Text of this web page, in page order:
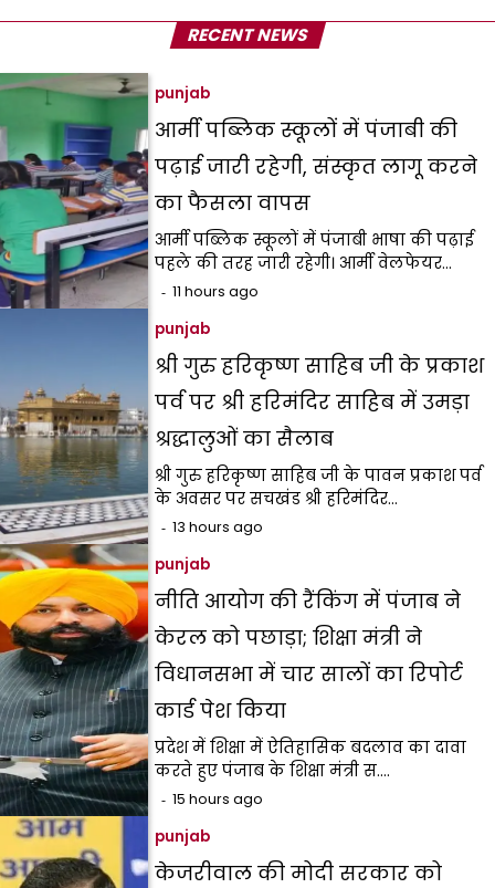
RECENT NEWS
punjab
आर्मी पब्लिक स्कूलों में पंजाबी की
पढ़ाई जारी रहेगी, संस्कृत लागू करने
का फैसला वापस
आर्मी पब्लिक स्कूलों में पंजाबी भाषा की पढ़ाई
पहले की तरह जारी रहेगी। आर्मी वेलफेयर…
11 hours ago
punjab
श्री गुरु हरिकृष्ण साहिब जी के प्रकाश
पर्व पर श्री हरिमंदिर साहिब में उमड़ा
श्रद्धालुओं का सैलाब
श्री गुरु हरिकृष्ण साहिब जी के पावन प्रकाश पर्व
के अवसर पर सचखंड श्री हरिमंदिर…
13 hours ago
punjab
नीति आयोग की रैंकिंग में पंजाब ने
केरल को पछाड़ा; शिक्षा मंत्री ने
विधानसभा में चार सालों का रिपोर्ट
कार्ड पेश किया
प्रदेश में शिक्षा में ऐतिहासिक बदलाव का दावा
करते हुए पंजाब के शिक्षा मंत्री स.…
15 hours ago
punjab
केजरीवाल की मोदी सरकार को